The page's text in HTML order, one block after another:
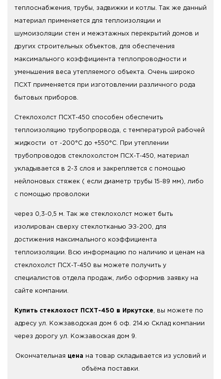
теплоснабжения, трубы, задвижки и котлы. Так же данный
материал применяется для теплоизоляции и
шумоизоляции стен и межэтажных перекрытий домов и
других строительных объектов, для обеспечения
максимального коэффициента теплопроводности и
уменьшения веса утепляемого объекта. Очень широко
ПСХТ применяется при изготовлении различного рода
бытовых приборов.
Стеклохолст ПСХТ-450 способен обеспечить
теплоизоляцию трубопрорвода, с температурой рабочей
жидкости от -200°С до +550°С. При утеплении
трубопроводов стеклохолстом ПСХ-Т-450, материал
укладывается в 2-3 слоя и закрепляется с помощью
нейлоновых стяжек ( если диаметр трубы 15-89 мм), либо
с помощью проволоки
через 0,3-0,5 м. Так же стеклохолст может быть
изолирован сверху стеклотканью ЭЗ-200, для
достижения максимального коэффициента
теплоизоляции. Всю информацию по наличию и ценам на
стеклохолст ПСХ-Т-450 вы можете получить у
специалистов отдела продаж, либо оформив заявку на
сайте компании.
Купить стеклохост ПСХТ-450 в Иркутске , вы можете по
адресу ул. Кожзаводская дом 6 оф. 214.ю Склад компании
через дорогу ул. Кожзавоская дом 9.
Окончательная цена на товар складывается из условий и
объёма поставки.